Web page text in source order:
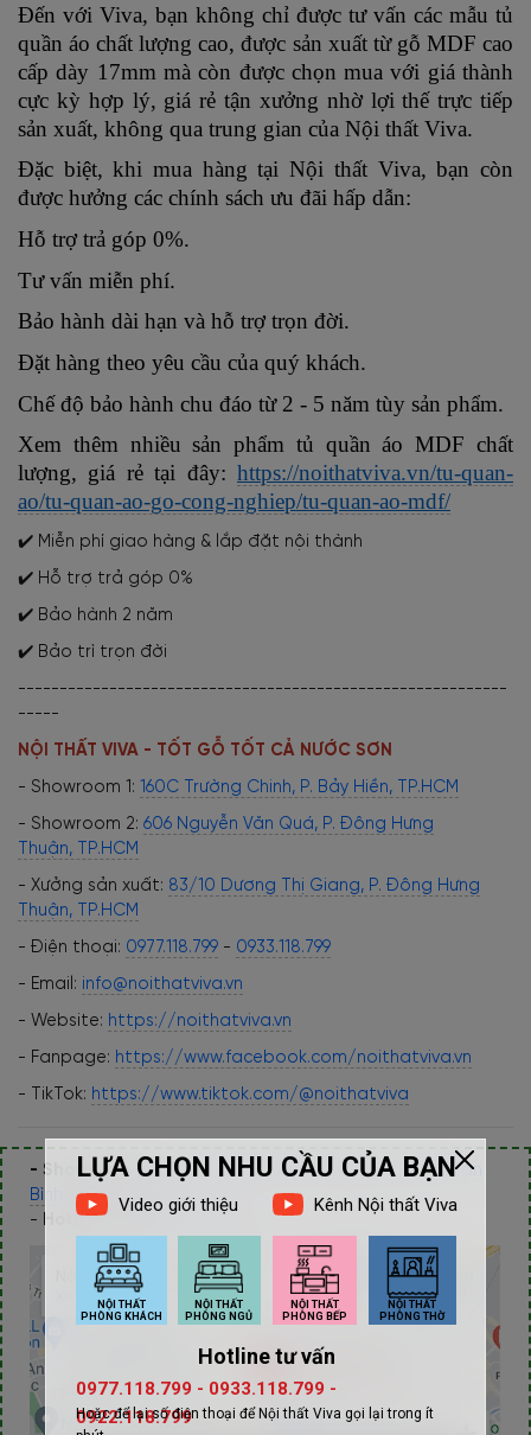
Đến với Viva, bạn không chỉ được tư vấn các mẫu tủ
quần áo chất lượng cao, được sản xuất từ gỗ MDF cao
cấp dày 17mm mà còn được chọn mua với giá thành
cực kỳ hợp lý, giá rẻ tận xưởng nhờ lợi thế trực tiếp
sản xuất, không qua trung gian của Nội thất Viva.
Đặc biệt, khi mua hàng tại Nội thất Viva, bạn còn
được hưởng các chính sách ưu đãi hấp dẫn:
Hỗ trợ trả góp 0%.
Tư vấn miễn phí.
Bảo hành dài hạn và hỗ trợ trọn đời.
Đặt hàng theo yêu cầu của quý khách.
Chế độ bảo hành chu đáo từ 2 - 5 năm tùy sản phẩm.
Xem thêm nhiều sản phẩm tủ quần áo MDF chất
lượng, giá rẻ tại đây: https://noithatviva.vn/tu-quan-
ao/tu-quan-ao-go-cong-nghiep/tu-quan-ao-mdf/
✔️ Miễn phí giao hàng & lắp đặt nội thành
✔️ Hỗ trợ trả góp 0%
✔️ Bảo hành 2 năm
✔️ Bảo trì trọn đời
-----------------------------------------------------------
-----
NỘI THẤT VIVA - TỐT GỖ TỐT CẢ NƯỚC SƠN
- Showroom 1: 160C Trường Chinh, P. Bảy Hiền, TP.HCM
- Showroom 2: 606 Nguyễn Văn Quá, P. Đông Hưng
Thuận, TP.HCM
- Xưởng sản xuất: 83/10 Dương Thị Giang, P. Đông Hưng
Thuận, TP.HCM
- Điện thoại: 0977.118.799 - 0933.118.799
- Email: info@noithatviva.vn
- Website: https://noithatviva.vn
- Fanpage: https://www.facebook.com/noithatviva.vn
- TikTok: https://www.tiktok.com/@noithatviva
- Showroom 1:160C Trường Chinh, phường 12, quận Tân
Bình, Tp Hồ Chí Minh
-
Hotline/Zalo: 0977.118.799